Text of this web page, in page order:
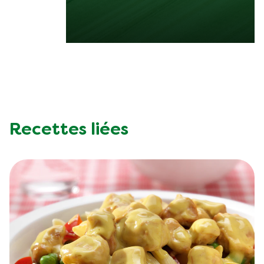
Recettes liées